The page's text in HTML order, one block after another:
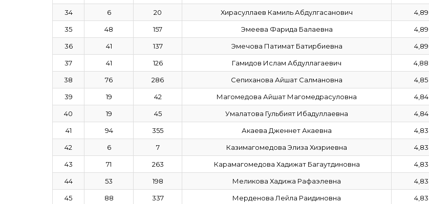
34 6 20 Хирасуллаев Камиль Абдулгасанович 4,89
35 48 157 Эмеева Фарида Балаевна 4,89
36 41 137 Эмечова Патимат Батирбиевна 4,89
37 41 126 Гамидов Ислам Абдуллагаевич 4,88
38 76 286 Сепиханова Айшат Салмановна 4,85
39 19 42 Магомедова Айшат Магомедрасуловна 4,84
40 19 45 Умалатова Гульбият Ибадуллаевна 4,84
41 94 355 Акаева Дженнет Акаевна 4,83
42 6 7 Казимагомедова Элиза Хизриевна 4,83
43 71 263 Карамагомедова Хадижат Багаутдиновна 4,83
44 53 198 Меликова Хадижа Рафаэлевна 4,83
45 88 337 Мерденова Лейла Раидиновна 4,83